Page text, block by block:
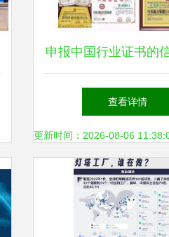
申报中国行业证书的
服务指南
查看详情
更新时间：2026-08-06